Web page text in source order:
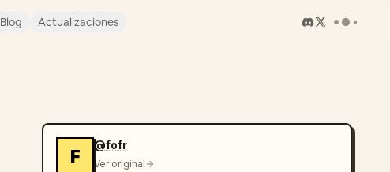
Blog Actualizaciones
F
@fofr
Ver original